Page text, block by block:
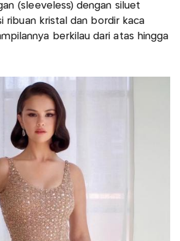
(sleeveless) dengan siluet
ribuan kristal dan bordir kaca
berkilau dari atas hingga